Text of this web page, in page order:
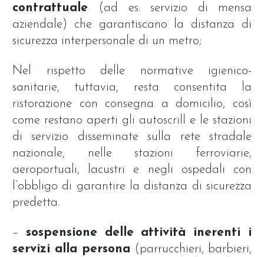
contrattuale
(ad es. servizio di mensa
aziendale) che garantiscano la distanza di
sicurezza interpersonale di un metro;
Nel rispetto delle normative igienico-
sanitarie, tuttavia, resta consentita la
ristorazione con consegna a domicilio, così
come restano aperti gli autoscrill e le stazioni
di servizio disseminate sulla rete stradale
nazionale, nelle stazioni ferroviarie,
aeroportuali, lacustri e negli ospedali con
l’obbligo di garantire la distanza di sicurezza
predetta.
– sospensione delle attività inerenti i
servizi alla persona (parrucchieri, barbieri,